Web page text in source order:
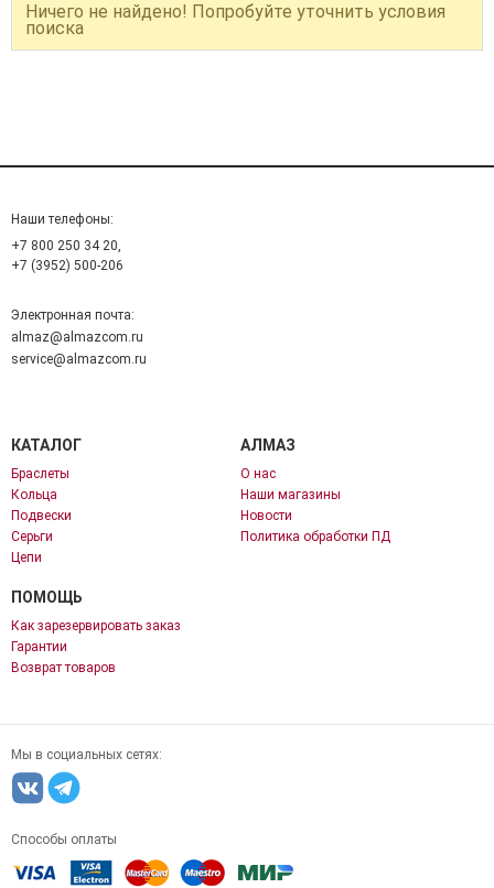
Ничего не найдено! Попробуйте уточнить условия
поиска
Наши телефоны:
+7 800 250 34 20,
+7 (3952) 500-206
Электронная почта:
almaz@almazcom.ru
service@almazcom.ru
КАТАЛОГ
Браслеты
Кольца
Подвески
Серьги
Цепи
АЛМАЗ
О нас
Наши магазины
Новости
Политика обработки ПД
ПОМОЩЬ
Как зарезервировать заказ
Гарантии
Возврат товаров
Мы в социальных сетях:
Способы оплаты